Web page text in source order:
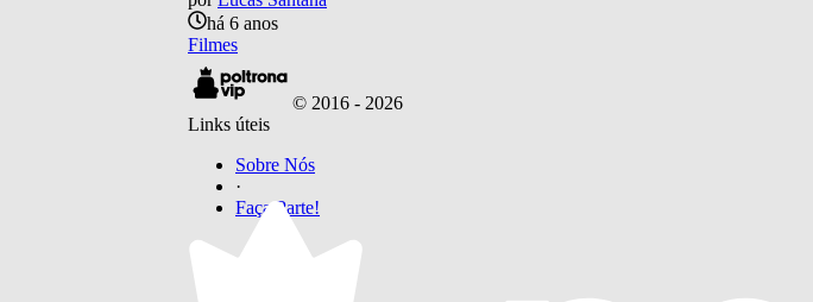
há 6 anos
Filmes
© 2016 - 2026
Links úteis
Sobre Nós
·
Faça Parte!